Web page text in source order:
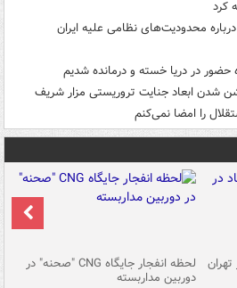
کرد
محدودیت‌های نظامی علیه ایران
شدن ابعاد جنایت تروریستی مزار شریف
را امضا نمی‌کنم
لحظه انفجار جایگاه CNG "صحنه" در
دوربین مداربسته